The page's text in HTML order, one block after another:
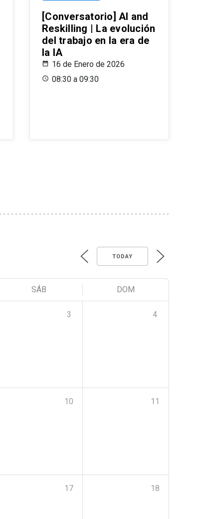
[Conversatorio] AI and
Reskilling | La evolución
del trabajo en la era de
la IA
16 de Enero de 2026
08:30 a 09:30
TODAY
SÁB DOM
3 4
10 11
17 18